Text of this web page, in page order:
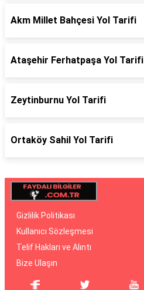
Akm Millet Bahçesi Yol Tarifi
Ataşehir Ferhatpaşa Yol Tarifi
Zeytinburnu Yol Tarifi
Ortaköy Sahil Yol Tarifi
Gizlilik Politikası
Kullanıcı Sözleşmesi
Telif Hakları ve Alıntı
Bize Ulaşın